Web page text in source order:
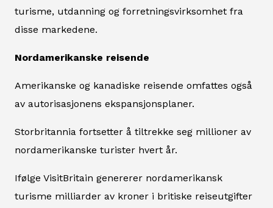
turisme, utdanning og forretningsvirksomhet fra
disse markedene.
Nordamerikanske reisende
Amerikanske og kanadiske reisende omfattes også
av autorisasjonens ekspansjonsplaner.
Storbritannia fortsetter å tiltrekke seg millioner av
nordamerikanske turister hvert år.
Ifølge VisitBritain genererer nordamerikansk
turisme milliarder av kroner i britiske reiseutgifter